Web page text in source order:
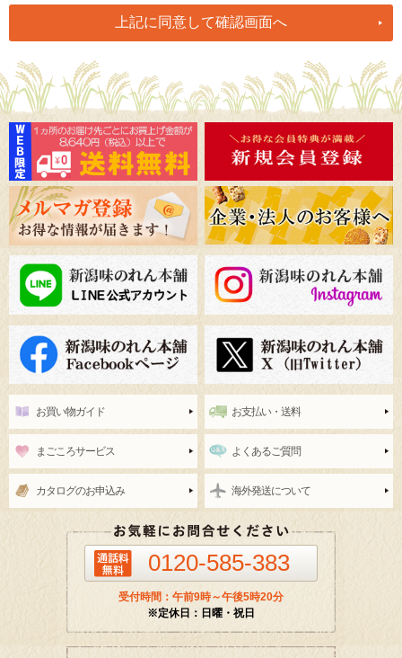
お買い物ガイド お支払い・送料
まごころサービス よくあるご質問
カタログのお申込み 海外発送について
0120-585-383
受付時間：午前9時～午後5時20分
※定休日：日曜・祝日